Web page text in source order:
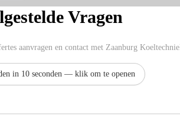
Vragen
aanvragen en contact met Zaanburg
in 10 seconden — klik om te openen